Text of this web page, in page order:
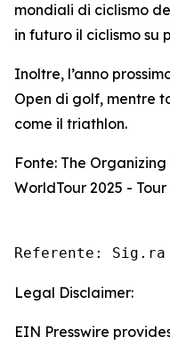
mondiali di ciclismo
in futuro il ciclismo su
Inoltre, l’anno
Open di golf, mentre
come il triathlon.
Fonte: The
WorldTour 2025 -
Referente: Sig.ra
Legal Disclaimer:
EIN Presswire